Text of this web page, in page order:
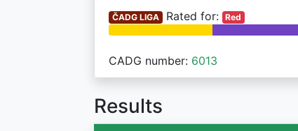
ČADG LIGA Rated for: Red
CADG number: 6013
Results